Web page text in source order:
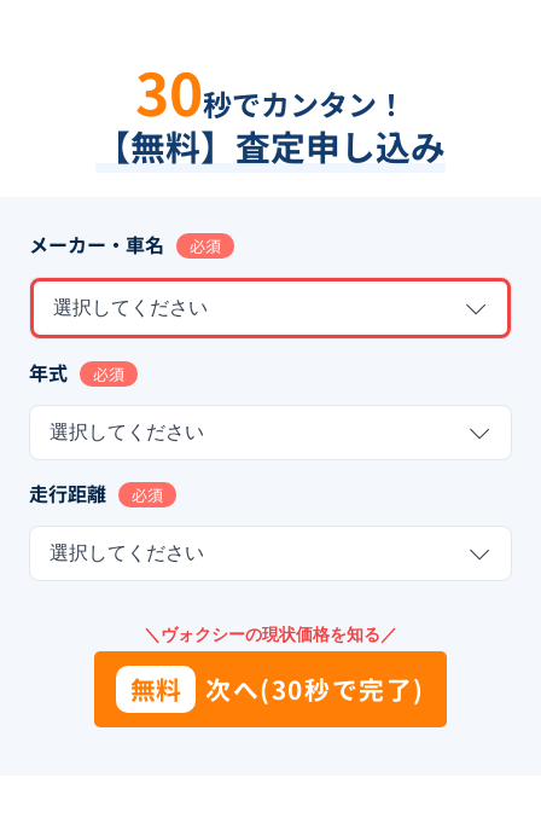
30秒でカンタン！
【無料】査定申し込み
メーカー・車名 必須
選択してください
年式 必須
選択してください
走行距離 必須
選択してください
＼ヴォクシーの現状価格を知る／
無料 次へ(30秒で完了)